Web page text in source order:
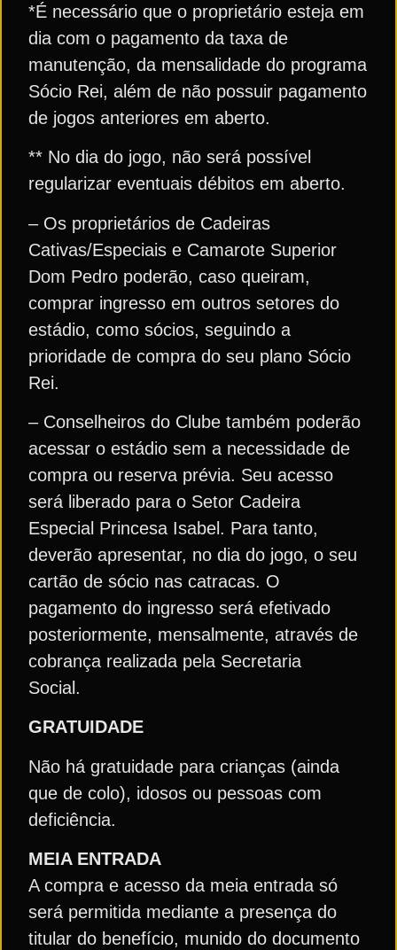
*É necessário que o proprietário esteja em
dia com o pagamento da taxa de
manutenção, da mensalidade do programa
Sócio Rei, além de não possuir pagamento
de jogos anteriores em aberto.
** No dia do jogo, não será possível
regularizar eventuais débitos em aberto.
– Os proprietários de Cadeiras
Cativas/Especiais e Camarote Superior
Dom Pedro poderão, caso queiram,
comprar ingresso em outros setores do
estádio, como sócios, seguindo a
prioridade de compra do seu plano Sócio
Rei.
– Conselheiros do Clube também poderão
acessar o estádio sem a necessidade de
compra ou reserva prévia. Seu acesso
será liberado para o Setor Cadeira
Especial Princesa Isabel. Para tanto,
deverão apresentar, no dia do jogo, o seu
cartão de sócio nas catracas. O
pagamento do ingresso será efetivado
posteriormente, mensalmente, através de
cobrança realizada pela Secretaria
Social.
GRATUIDADE
Não há gratuidade para crianças (ainda
que de colo), idosos ou pessoas com
deficiência.
MEIA ENTRADA
A compra e acesso da meia entrada só
será permitida mediante a presença do
titular do benefício, munido do documento